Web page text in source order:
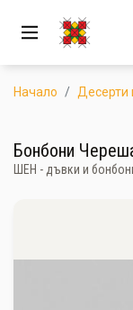
АБОНАМЕНТ
НОВИ ПРОДУКТИ
Начало Десерти
Бонбони
ШЕН - дъвки и